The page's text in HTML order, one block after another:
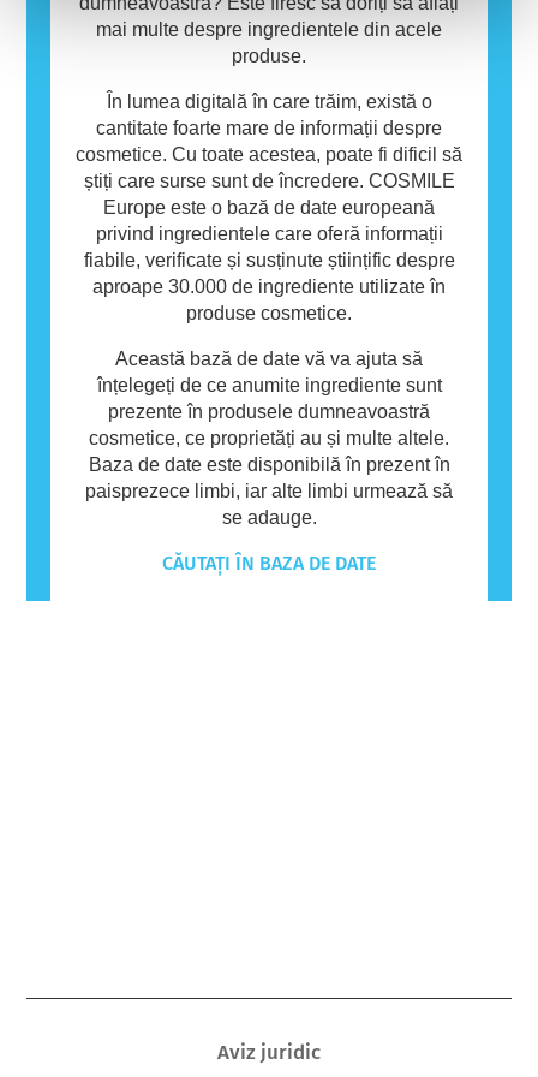
mai multe despre ingredientele din acele
produse.
În lumea digitală în care trăim, există o
cantitate foarte mare de informații despre
cosmetice. Cu toate acestea, poate fi dificil să
știți care surse sunt de încredere. COSMILE
Europe este o bază de date europeană
privind ingredientele care oferă informații
fiabile, verificate și susținute științific despre
aproape 30.000 de ingrediente utilizate în
produse cosmetice.
Această bază de date vă va ajuta să
înțelegeți de ce anumite ingrediente sunt
prezente în produsele dumneavoastră
cosmetice, ce proprietăți au și multe altele.
Baza de date este disponibilă în prezent în
paisprezece limbi, iar alte limbi urmează să
se adauge.
CĂUTAȚI ÎN BAZA DE DATE
Aviz juridic